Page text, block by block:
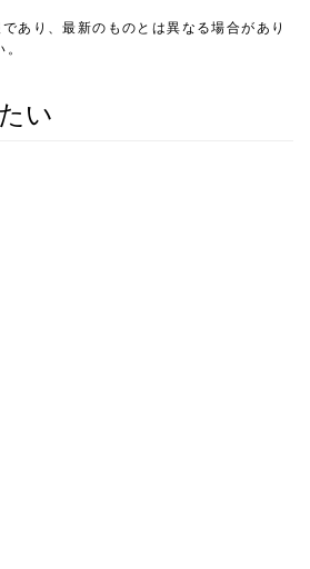
あり、最新のものとは異なる場合があり
い